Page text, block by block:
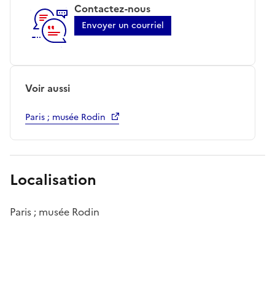
Contactez-nous
Envoyer un courriel
Voir aussi
Paris ; musée Rodin
Localisation
Paris ; musée Rodin